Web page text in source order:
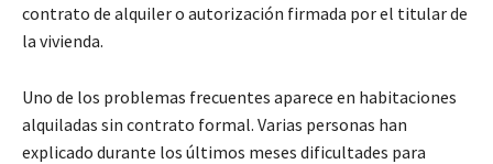
contrato de alquiler o autorización firmada por el titular de
la vivienda.
Uno de los problemas frecuentes aparece en habitaciones
alquiladas sin contrato formal. Varias personas han
explicado durante los últimos meses dificultades para